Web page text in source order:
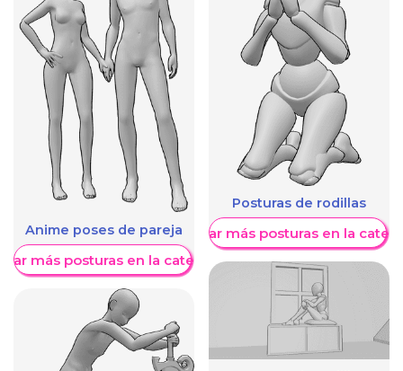
Anime poses de pareja
más posturas en la categoría
Posturas de rodillas
Mostrar más posturas en la